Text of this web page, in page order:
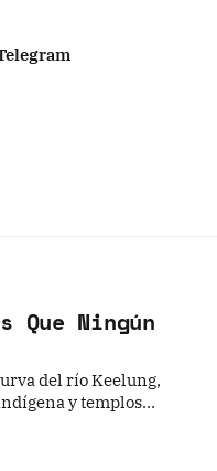
Que Ningún
del río Keelung,
y templos